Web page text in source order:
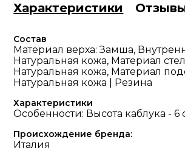
Характеристики
Состав
Материал верха: Замша,
Натуральная кожа, Материал
Натуральная кожа, Материал
Натуральная кожа | Резина
Характеристики
Особенности: Высота каблука - 6
Происхождение бренда:
Италия